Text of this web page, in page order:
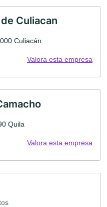
Culiacan
Culiacán
Valora esta empresa
Quila
Valora esta empresa